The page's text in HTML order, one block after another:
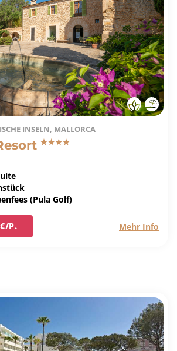
INSELN, MALLORCA
(Pula Golf)
P. Mehr Info